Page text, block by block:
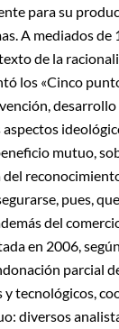
para su
A mediados de
de la
los «Cinco
mutuo,
pues,
del
en 2006,
parcial
tecnológicos,
diversos